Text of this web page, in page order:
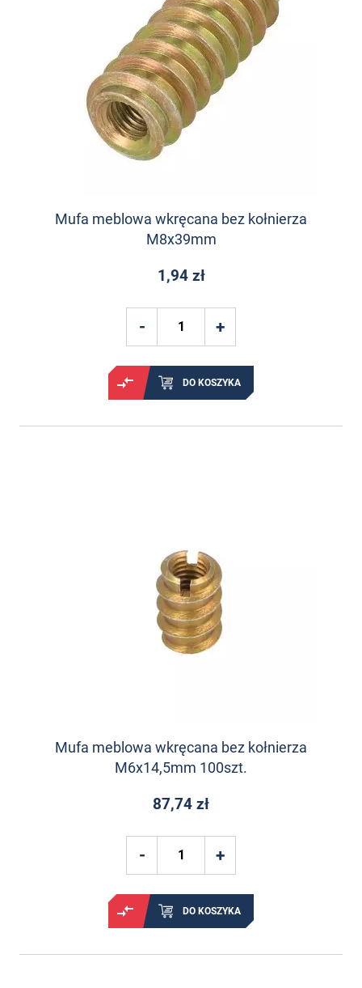
Mufa meblowa wkręcana bez kołnierza
M8x39mm
1,94 zł
DO KOSZYKA
Mufa meblowa wkręcana bez kołnierza
M6x14,5mm 100szt.
87,74 zł
DO KOSZYKA